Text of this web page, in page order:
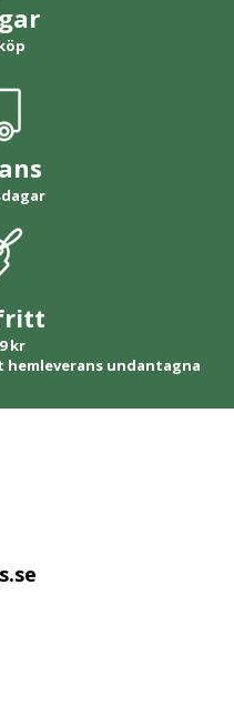
kr
hemleverans undantagna